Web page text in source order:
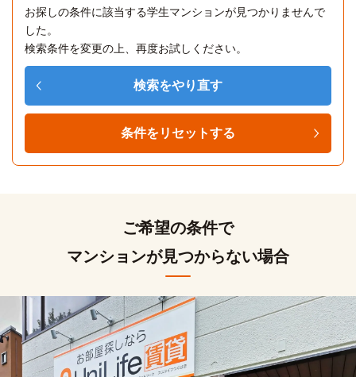
お探しの条件に該当する学生マンションが見つかりませんで
した。
検索条件を変更の上、再度お試しください。
検索をやり直す
条件をリセットする
ご希望の条件で
マンションが見つからない場合